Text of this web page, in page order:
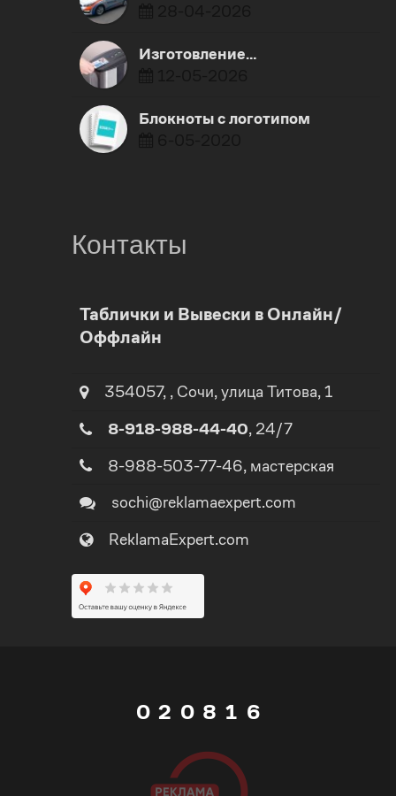
Изготовление…
Блокноты с логотипом
Контакты
Таблички и Вывески в Онлайн/
Оффлайн
354057, , Сочи, улица Титова, 1
8-918-988-44-40, 24/7
8-988-503-77-46, мастерская
sochi@reklamaexpert.com
ReklamaExpert.com
0
0
2 0
1
2
4
5
8
9
1
2
0
1
3
6